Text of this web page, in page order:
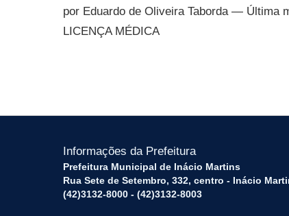
por Eduardo de Oliveira Taborda — Última
LICENÇA MÉDICA
Informações da Prefeitura
Prefeitura Municipal de Inácio Martins
Rua Sete de Setembro, 332, centro - Inácio
(42)3132-8000 - (42)3132-8003